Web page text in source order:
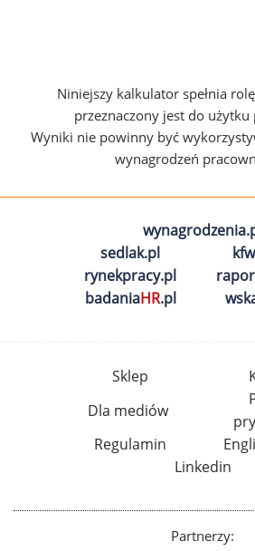
Niniejszy kalkulator spełnia
przeznaczony jest do użytku
Wyniki nie powinny być
wynagrodzeń
sedlak.pl
rynekpracy.pl
badaniaHR.pl
Sklep
Dla mediów
Regulamin
Linkedin
Partnerzy: